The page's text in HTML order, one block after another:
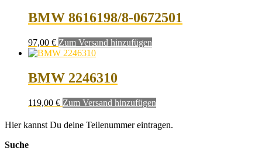
BMW 8616198/8-0672501
97,00 € Zum Versand hinzufügen
BMW 2246310
119,00 € Zum Versand hinzufügen
Hier kannst Du deine Teilenummer eintragen.
Suche